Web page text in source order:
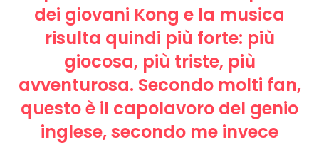
dei giovani Kong e la musica
risulta quindi più forte: più
giocosa, più triste, più
avventurosa. Secondo molti fan,
questo è il capolavoro del genio
inglese, secondo me invece